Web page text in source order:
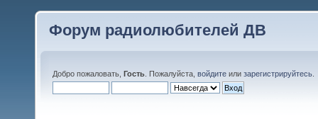
Форум радиолюбителей ДВ
Добро пожаловать, Гость . Пожалуйста, войдите или зарегистрируйтесь